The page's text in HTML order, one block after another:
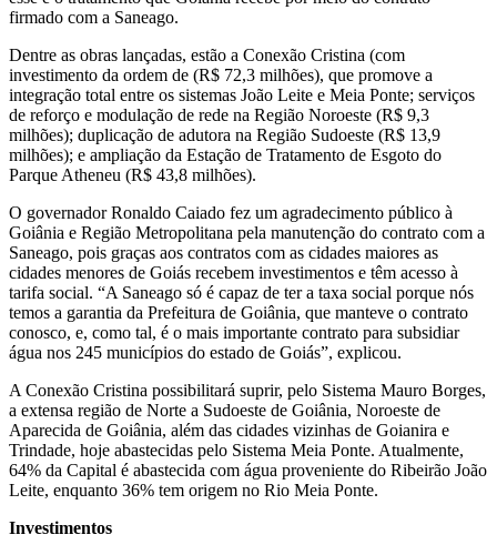
firmado com a Saneago.
Dentre as obras lançadas, estão a Conexão Cristina (com
investimento da ordem de (R$ 72,3 milhões), que promove a
integração total entre os sistemas João Leite e Meia Ponte; serviços
de reforço e modulação de rede na Região Noroeste (R$ 9,3
milhões); duplicação de adutora na Região Sudoeste (R$ 13,9
milhões); e ampliação da Estação de Tratamento de Esgoto do
Parque Atheneu (R$ 43,8 milhões).
O governador Ronaldo Caiado fez um agradecimento público à
Goiânia e Região Metropolitana pela manutenção do contrato com a
Saneago, pois graças aos contratos com as cidades maiores as
cidades menores de Goiás recebem investimentos e têm acesso à
tarifa social. “A Saneago só é capaz de ter a taxa social porque nós
temos a garantia da Prefeitura de Goiânia, que manteve o contrato
conosco, e, como tal, é o mais importante contrato para subsidiar
água nos 245 municípios do estado de Goiás”, explicou.
A Conexão Cristina possibilitará suprir, pelo Sistema Mauro Borges,
a extensa região de Norte a Sudoeste de Goiânia, Noroeste de
Aparecida de Goiânia, além das cidades vizinhas de Goianira e
Trindade, hoje abastecidas pelo Sistema Meia Ponte. Atualmente,
64% da Capital é abastecida com água proveniente do Ribeirão João
Leite, enquanto 36% tem origem no Rio Meia Ponte.
Investimentos